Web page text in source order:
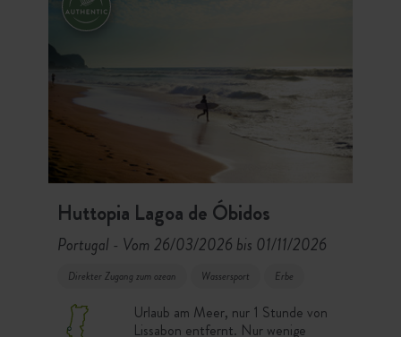
Huttopia Lagoa de Óbidos
Portugal - Vom 26/03/2026 bis 01/11/2026
Direkter Zugang zum ozean Wassersport Erbe
Urlaub am Meer, nur 1 Stunde von
Lissabon entfernt. Nur wenige